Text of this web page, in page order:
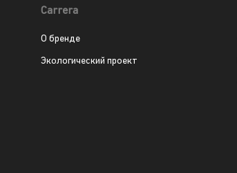
Carrera
О бренде
Экологический проект